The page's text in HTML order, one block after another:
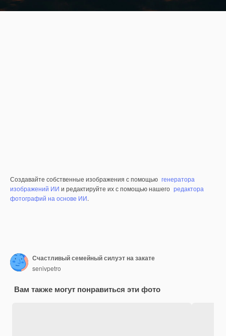
Создавайте собственные изображения с помощью генератора
изображений ИИ и редактируйте их с помощью нашего редактора
фотографий на основе ИИ.
Счастливый семейный силуэт на закате
senivpetro
Вам также могут понравиться эти фото